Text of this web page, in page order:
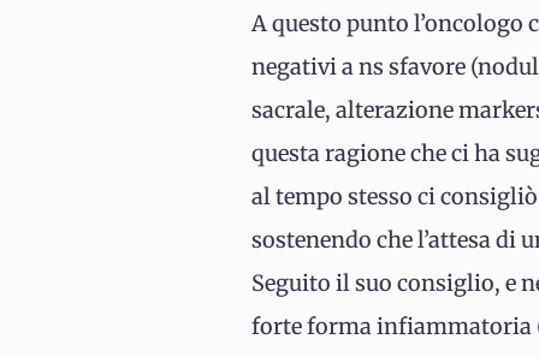
A questo punto l’oncologo
negativi a ns sfavore
sacrale, alterazione
questa ragione che ci ha
al tempo stesso ci
sostenendo che l’attesa di
Seguito il suo consiglio, e
forte forma infiammatoria